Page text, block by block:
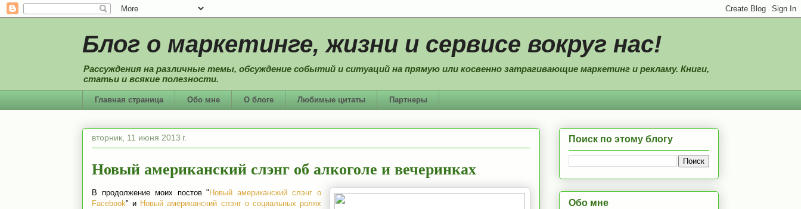
Блог о маркетинге, жизни и сервисе вокруг нас!
Рассуждения на различные темы, обсуждение событий и ситуаций на прямую или косвенно затрагивающие маркетинг и рекламу. Книги,
статьи и всякие полезности.
Главная страница Обо мне О блоге Любимые цитаты Партнеры
вторник, 11 июня 2013 г.
Новый американский слэнг об алкоголе и вечеринках
В продолжение моих постов "Новый американский слэнг о
Facebook" и Новый американский слэнг о социальных ролях
Поиск по этому блогу
Обо мне